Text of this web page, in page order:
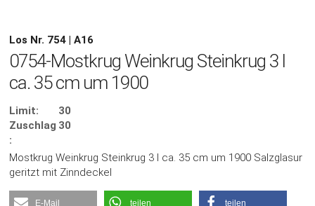
Los Nr. 754 | A16
0754-Mostkrug Weinkrug Steinkrug 3 l
ca. 35 cm um 1900
Limit:
30
Zuschlag
:
30
Mostkrug Weinkrug Steinkrug 3 l ca. 35 cm um 1900 Salzglasur
geritzt mit Zinndeckel
E-Mail teilen teilen